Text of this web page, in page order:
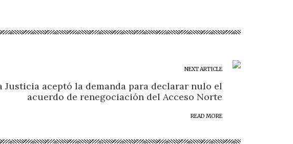
NEXT ARTICLE
Justicia aceptó la demanda para declarar nulo el
acuerdo de renegociación del Acceso Norte
READ MORE